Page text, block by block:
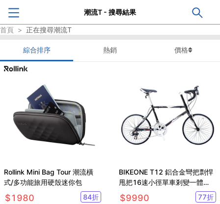
潮流T - 搜尋結果
首頁 > 正在搜尋潮流T
綜合排序 熱銷 價格
Rollink Mini Bag Tour 潮流橫
式/多功能旅用硬殼迷你包
$1980 84折
BIKEONE T12 鋁合金彎把剽悍
甩把16速小徑單車剎變一體
52T極速齒盤日系潮流經典
$9990 77折